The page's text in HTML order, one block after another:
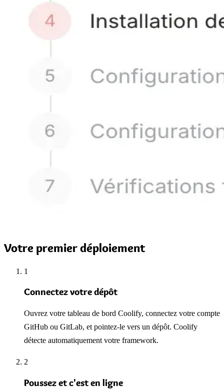
Votre premier déploiement
1
Connectez votre dépôt
Ouvrez votre tableau de bord Coolify, connectez votre compte
GitHub ou GitLab, et pointez-le vers un dépôt. Coolify
détecte automatiquement votre framework.
2
Poussez et c'est en ligne